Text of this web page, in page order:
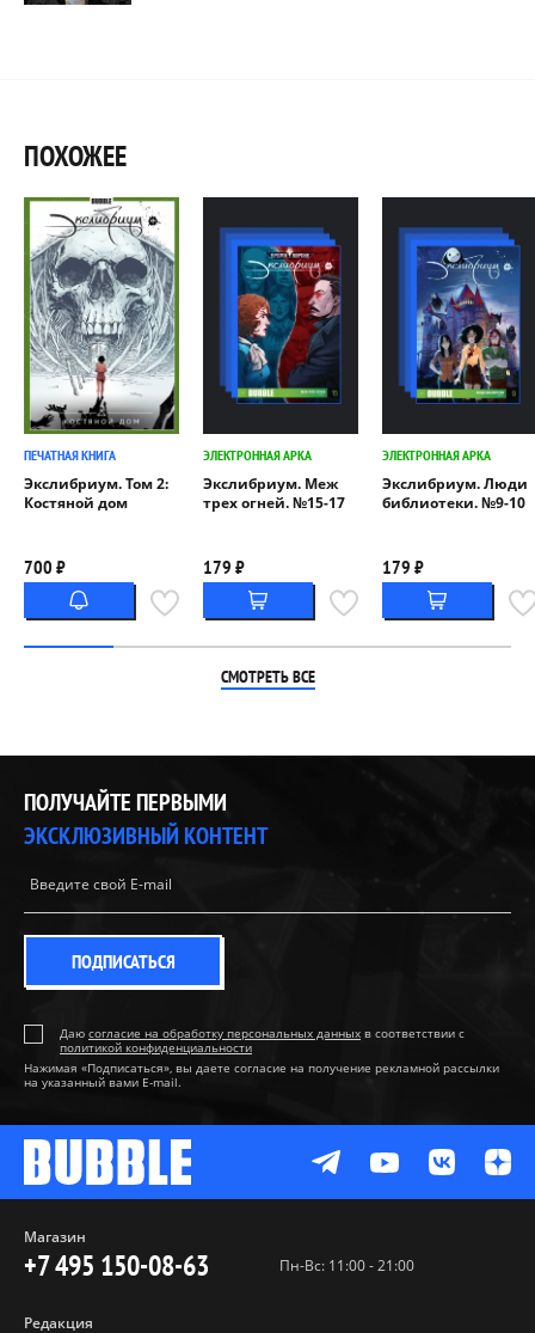
ПОХОЖЕЕ
ПЕЧАТНАЯ КНИГА
Экслибриум. Том 2:
Костяной дом
700 ₽
ЭЛЕКТРОННАЯ АРКА
Экслибриум. Меж
трех огней. №15-17
179 ₽
ЭЛЕКТРОННАЯ АРКА
Экслибриум. Люди
библиотеки. №9-10
179 ₽
СМОТРЕТЬ ВСЕ
ПОЛУЧАЙТЕ ПЕРВЫМИ
ЭКСКЛЮЗИВНЫЙ КОНТЕНТ
ПОДПИСАТЬСЯ
Даю согласие на обработку персональных данных в соответствии с
политикой конфиденциальности
Нажимая «Подписаться», вы даете согласие на получение рекламной рассылки
на указанный вами E-mail.
Магазин
+7 495 150-08-63 Пн-Вс: 11:00 - 21:00
Редакция